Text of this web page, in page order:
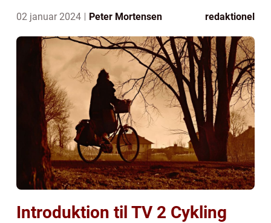
02 januar 2024 Peter Mortensen redaktionel
Introduktion til TV 2 Cykling